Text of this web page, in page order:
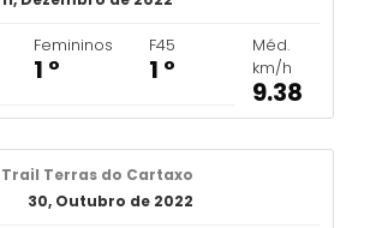
Femininos
1 º
F45
1 º
Méd.
km/h
9.38
Trail Terras do Cartaxo
30, Outubro de 2022